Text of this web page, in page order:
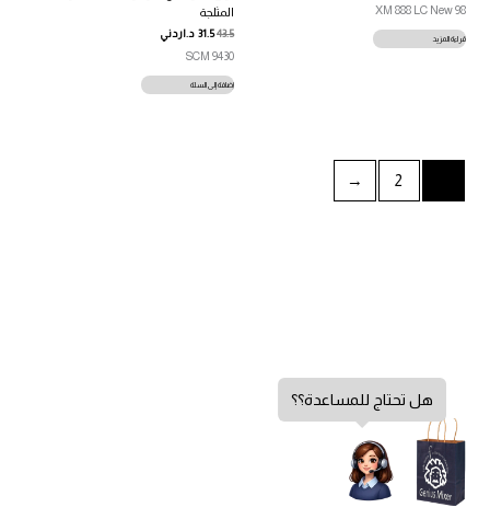
98 XM 888 LC New
قراءة المزيد
المثلجة
43.5
31.5 د.اردني
SCM 9430
إضافة إلى السلة
2
←
هل تحتاج للمساعدة؟؟